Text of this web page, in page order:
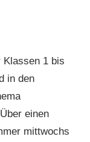
Klassen 1 bis
in den
einen
mittwochs